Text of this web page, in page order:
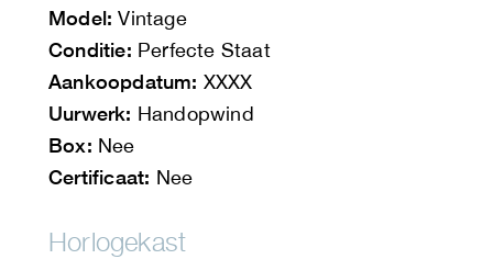
Model: Vintage
Conditie: Perfecte Staat
Aankoopdatum: XXXX
Uurwerk: Handopwind
Box: Nee
Certificaat: Nee
Horlogekast